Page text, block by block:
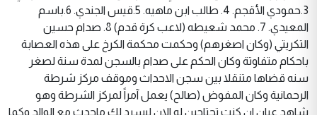
3.حمودي الأقجم. 4. طالب ابن ماهيه. 5.قيس الجندي. 6.باسم
المعيدي. 7. محمد شعيطه (لاعب كرة قدم) 8. صدام حسين
التكريتي (وكان اصغرهم) وحكمت محكمة الكرخ على هذه العصابة
باحكام متفاوتة وكان الحكم على صدام بالسجن لمدة سنة لصغر
سنه قضاها متنقلا بين سجن الاحداث وموقف مركز شرطة
الرحمانية وكان المفوض (صالح) يعمل آمراً لمركز الشرطة وهو
شاهد عيان ان كنت تحتاجين له الان ليسرد لك ماحدث مع الوالد وكما